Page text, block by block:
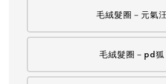
毛絨髮圈－元氣汪
毛絨髮圈－pd狐